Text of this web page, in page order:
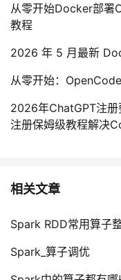
从零开始Docker部署
教程
2026 年 5 月最新
从零开始：
2026年ChatGPT注
注册保姆级教程解决
相关文章
Spark RDD常用算子
Spark_算子调优